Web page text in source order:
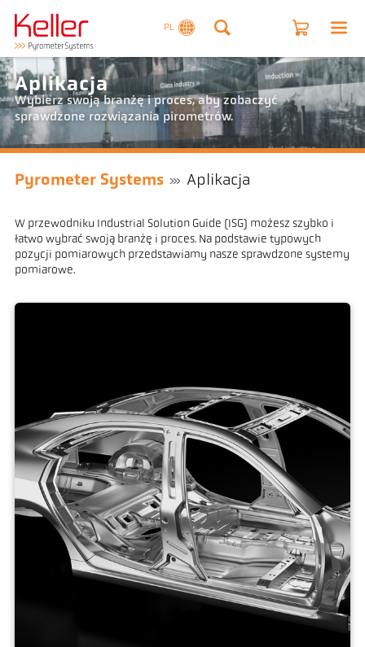
PL
Aplikacja
Wybierz swoją branżę i proces, aby zobaczyć
sprawdzone rozwiązania pirometrów.
Pyrometer Systems Aplikacja
W przewodniku Industrial Solution Guide (ISG) możesz szybko i
łatwo wybrać swoją branżę i proces. Na podstawie typowych
pozycji pomiarowych przedstawiamy nasze sprawdzone systemy
pomiarowe.